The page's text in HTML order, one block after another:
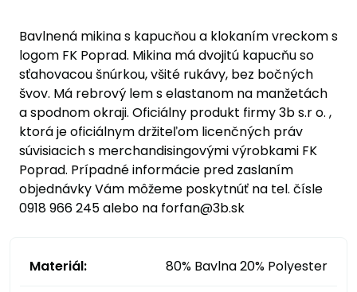
Bavlnená mikina s kapucňou a klokaním vreckom s
logom FK Poprad. Mikina má dvojitú kapucňu so
sťahovacou šnúrkou, všité rukávy, bez bočných
švov. Má rebrový lem s elastanom na manžetách
a spodnom okraji. Oficiálny produkt firmy 3b s.r o. ,
ktorá je oficiálnym držiteľom licenčných práv
súvisiacich s merchandisingovými výrobkami FK
Poprad. Prípadné informácie pred zaslaním
objednávky Vám môžeme poskytnúť na tel. čísle
0918 966 245 alebo na forfan@3b.sk
Materiál: 80% Bavlna 20% Polyester